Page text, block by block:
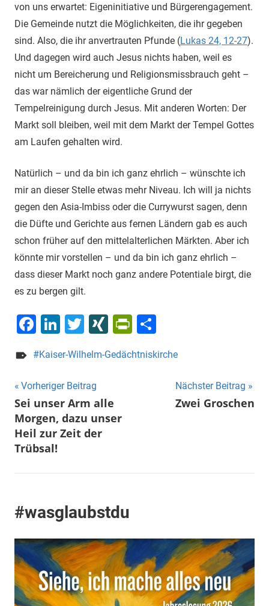
von uns erwartet: Eigeninitiative und Bürgerengagement.
Die Gemeinde nutzt die Möglichkeiten, die ihr gegeben
sind. Also, die ihr anvertrauten Pfunde (Lukas 24, 12-27).
Und dagegen wird auch Jesus nichts haben, weil es
nicht um Bereicherung und Religionsmissbrauch geht –
das war nämlich der eigentliche Grund der
Tempelreinigung durch Jesus. Mit anderen Worten: Der
Markt soll bleiben, weil mit dem Markt der Tempel Gottes
am Laufen gehalten wird.
Natürlich – und da bin ich ganz ehrlich – wünschte ich
mir an dieser Stelle etwas mehr Niveau. Ich will ja nichts
gegen den Asia-Imbiss oder die Currywurst sagen, denn
die Düfte und Gerichte aus fernen Ländern gab es auch
schon früher auf den mittelalterlichen Märkten. Aber ich
könnte mir vorstellen – und da bin ich ganz ehrlich –
dass dieser Markt noch ganz andere Potentiale birgt, die
es zu bergen gilt.
Facebook
LinkedIn
Twitter
XINGPrintFriendly
Kaiser-Wilhelm-Gedächtniskirche
Beitragsnavigation
Vorheriger Beitrag
Sei unser Arm alle
Morgen, dazu unser
Heil zur Zeit der
Trübsal!
Nächster Beitrag
Zwei Groschen
#wasglaubstdu